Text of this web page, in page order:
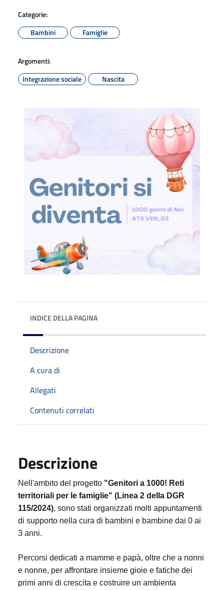
Categorie:
Bambini
Famiglie
Argomenti:
Integrazione sociale
Nascita
INDICE DELLA PAGINA
Descrizione
A cura di
Allegati
Contenuti correlati
Descrizione
Nell'ambito del progetto "Genitori a 1000! Reti
territoriali per le famiglie" (Linea 2 della DGR
115/2024), sono stati organizzati molti appuntamenti
di supporto nella cura di bambini e bambine dai 0 ai
3 anni.
Percorsi dedicati a mamme e papà, oltre che a nonni
e nonne, per affrontare insieme gioie e fatiche dei
primi anni di crescita e costruire un ambienta